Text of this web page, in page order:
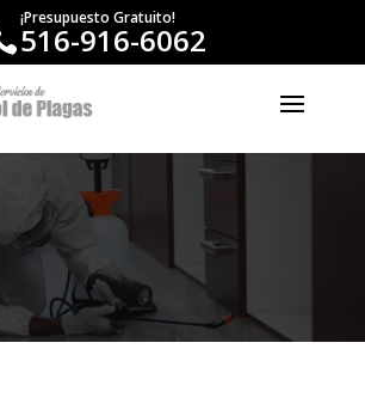
¡Presupuesto Gratuito!
516-916-6062